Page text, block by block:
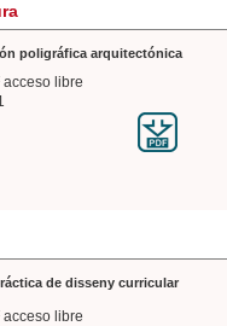
poligráfica arquitectónica
libre
de disseny curricular
libre